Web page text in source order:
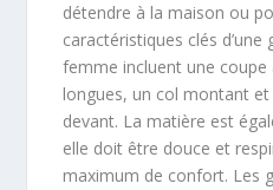
détendre à la maison ou
caractéristiques clés d’une
femme incluent une coupe
longues, un col montant
devant. La matière est
elle doit être douce et
maximum de confort. Les